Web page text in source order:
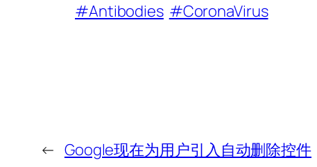
#Antibodies #CoronaVirus
← Google现在为用户引入自动删除控件